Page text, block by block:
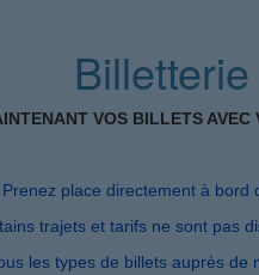
Billetterie
VOS BILLETS
Prenez place directement à bord
trajets et tarifs ne sont pas
les types de billets auprès de